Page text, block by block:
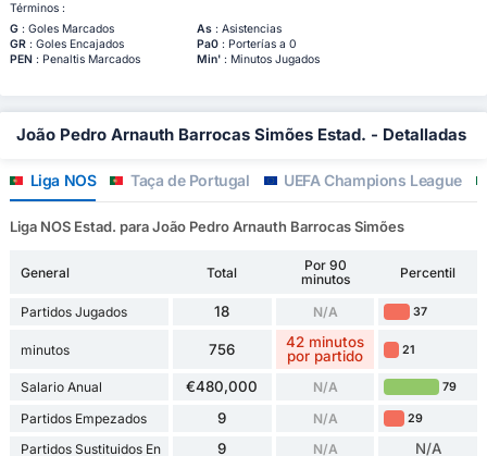
Términos :
G: Goles Marcados As: Asistencias
GR: Goles Encajados Pa0: Porterías a 0
PEN : Penaltis Marcados Min': Minutos Jugados
João Pedro Arnauth Barrocas Simões Estad. - Detalladas
Liga NOS Taça de Portugal UEFA Champions League
Liga NOS Estad. para João Pedro Arnauth Barrocas Simões
General Total
Por 90
minutos
Percentil
Partidos Jugados 18 N/A 37
minutos 756
42 minutos
por partido
21
Salario Anual €480,000 N/A 79
Partidos Empezados 9 N/A 29
Partidos Sustituidos En 9 N/A N/A